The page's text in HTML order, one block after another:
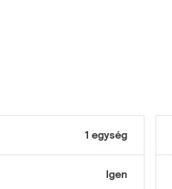
1 egység
Igen